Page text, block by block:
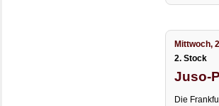
Mittwoch,
2. Stock
Juso-
Die